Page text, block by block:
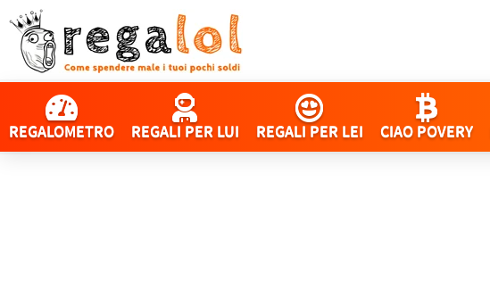
REGALOMETRO REGALI PER LUI REGALI PER LEI CIAO POVERY